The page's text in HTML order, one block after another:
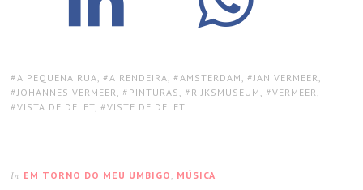
TAGS:
A PEQUENA RUA, A RENDEIRA, AMSTERDAM , JAN VERMEER,
JOHANNES VERMEER, PINTURAS , RIJKSMUSEUM , VERMEER,
VISTA DE DELFT, VISTE DE DELFT
In EM TORNO DO MEU UMBIGO , MÚSICA